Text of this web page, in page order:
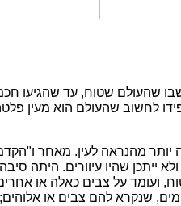
שטוח, עד שהגיעו
לחשוב שהעולם הוא מעין
מהנראה לעין. מאחר
ייתכן שהיו עיוורים. היתה
על צבים כאלה או
שנקרא להם צבים או